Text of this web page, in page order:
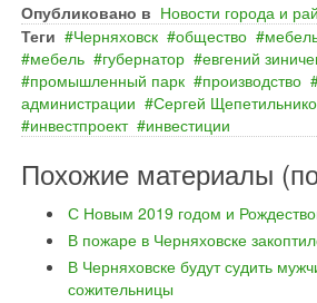
Опубликовано в Новости города и
Теги
Черняховск общество
мебель
губернатор евгений
промышленный парк
производство
администрации
Сергей
инвестпроект
инвестиции
Похожие материалы
С Новым 2019 годом и
В пожаре в Черняховске
В Черняховске будут судить
сожительницы